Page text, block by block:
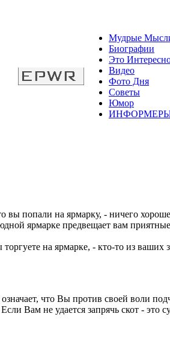
Мудрые
Биографии
Это
Видео
Фото Дня
Советы
Юмор
вы попали на ярмарку, - ничего
ярмарке предвещает вам
на ярмарке, - кто-то из
что Вы против своей воли
Вам не удается запрячь скот -